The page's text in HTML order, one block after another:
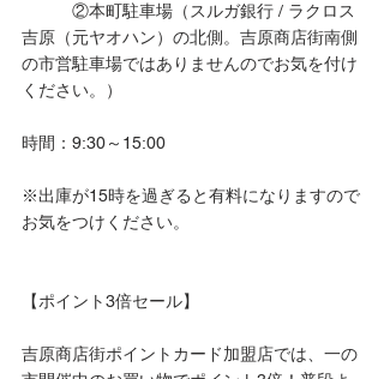
②本町駐車場（スルガ銀行 / ラクロス
吉原（元ヤオハン）の北側。吉原商店街南側
の市営駐車場ではありませんのでお気を付け
ください。）
時間：9:30～15:00
※出庫が15時を過ぎると有料になりますので
お気をつけください。
【ポイント3倍セール】
吉原商店街ポイントカード加盟店では、一の